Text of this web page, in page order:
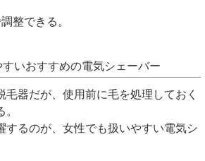
整できる。
いおすすめの電気シェーバー
毛器だが、使用前に毛を処理しておく
するのが、女性でも扱いやすい電気シ